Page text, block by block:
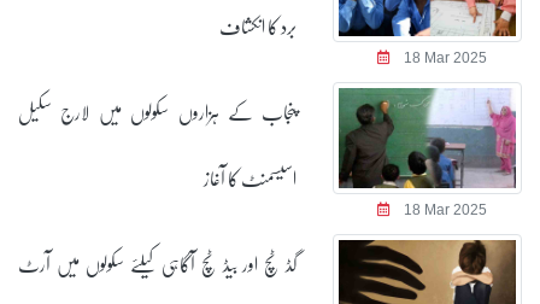
18 Mar 2025
برد کا انکشاف
18 Mar 2025
پنجاب کے ہزاروں سکولوں میں لارج سکیل
اسیسمنٹ کا آغاز
گڈ ٹچ اور بیڈ ٹچ آگاہی کیلئے سکولوں میں آرٹ